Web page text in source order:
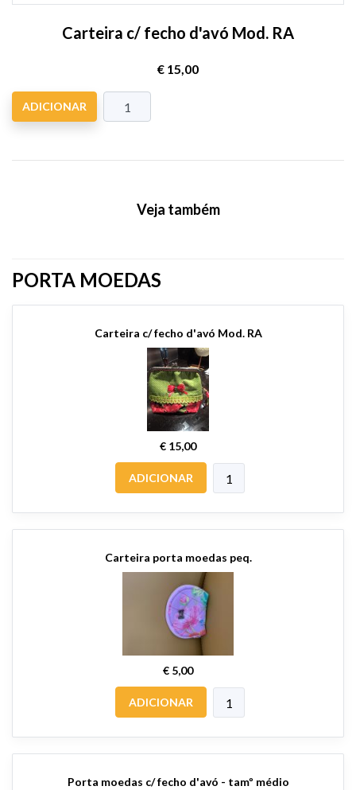
Carteira c/ fecho d'avó Mod. RA
€ 15,00
ADICIONAR
Veja também
PORTA MOEDAS
Carteira c/ fecho d'avó Mod. RA
€ 15,00
ADICIONAR
Carteira porta moedas peq.
€ 5,00
ADICIONAR
Porta moedas c/ fecho d'avó - tamº médio